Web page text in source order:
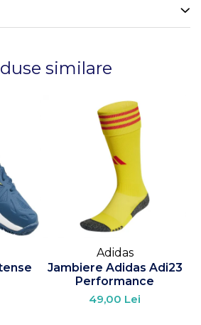
similare
Adidas
Jambiere Adidas Adi23
Performance
49,00 Lei